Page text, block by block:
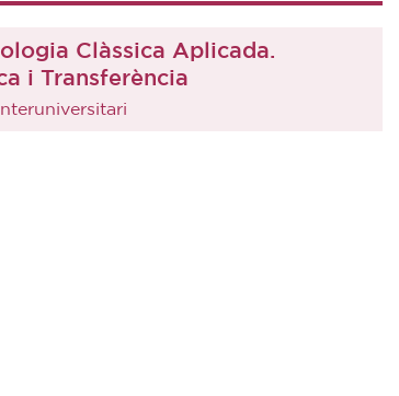
Clàssica Aplicada.
i Transferència